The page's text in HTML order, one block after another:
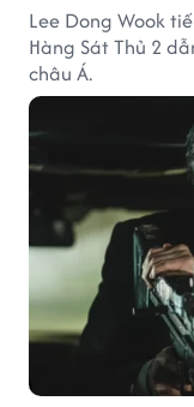
Lee Dong Wook
Hàng Sát Thủ 2
châu Á.